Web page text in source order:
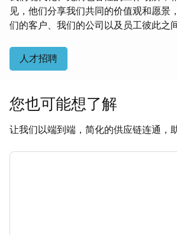
见，他们分享我们共同的价值观和愿景
们的客户、我们的公司以及员工彼此之间
人才招聘
您也可能想了解
让我们以端到端，简化的供应链连通，